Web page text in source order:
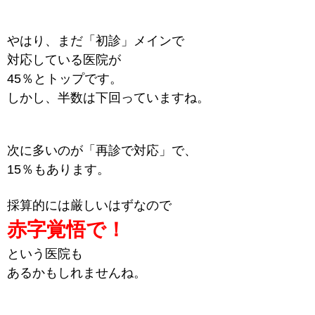
やはり、まだ「初診」メインで
対応している 医院が
45％とトップです。
しかし、半数は下回っていますね。
次に多いのが「再診で対応」で、
15％もあります。
採算的には厳しいはずなので
赤字覚悟で！
という医院も
あるかもしれませんね。